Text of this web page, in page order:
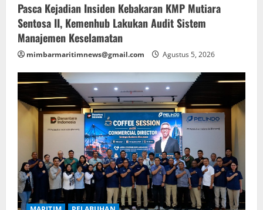
Pasca Kejadian Insiden Kebakaran KMP Mutiara
Sentosa II, Kemenhub Lakukan Audit Sistem
Manajemen Keselamatan
mimbarmaritimnews@gmail.com Agustus 5, 2026